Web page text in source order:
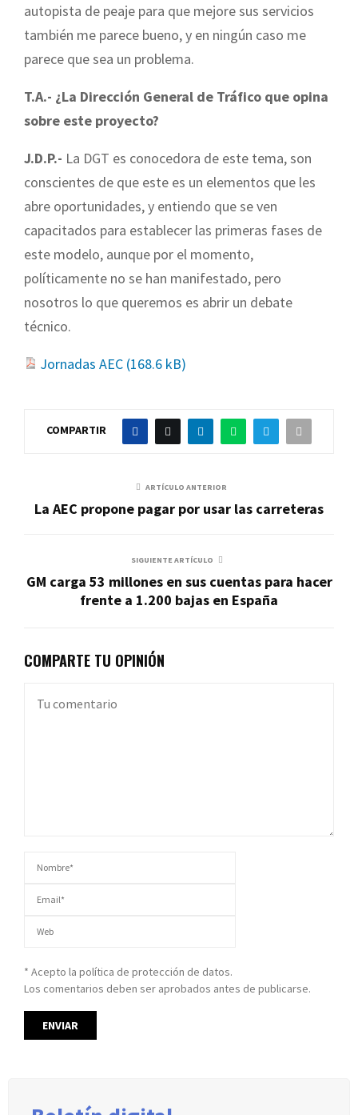
autopista de peaje para que mejore sus servicios
también me parece bueno, y en ningún caso me
parece que sea un problema.
T.A.- ¿La Dirección General de Tráfico que opina
sobre este proyecto?
J.D.P.- La DGT es conocedora de este tema, son
conscientes de que este es un elementos que les
abre oportunidades, y entiendo que se ven
capacitados para establecer las primeras fases de
este modelo, aunque por el momento,
políticamente no se han manifestado, pero
nosotros lo que queremos es abrir un debate
técnico.
Jornadas AEC (168.6 kB)
COMPARTIR
ARTÍCULO ANTERIOR
La AEC propone pagar por usar las carreteras
SIGUIENTE ARTÍCULO
GM carga 53 millones en sus cuentas para hacer
frente a 1.200 bajas en España
COMPARTE TU OPINIÓN
* Acepto la política de protección de datos.
Los comentarios deben ser aprobados antes de publicarse.